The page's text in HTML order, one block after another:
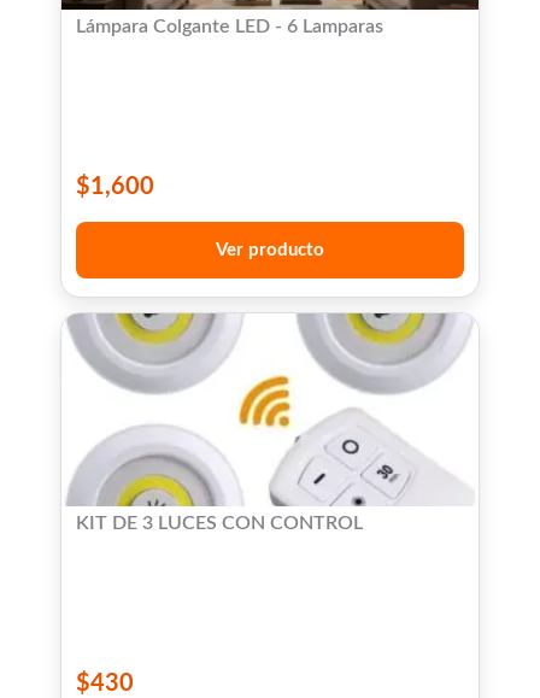
Lámpara Colgante LED - 6 Lamparas
$1,600
Ver producto
KIT DE 3 LUCES CON CONTROL
$430